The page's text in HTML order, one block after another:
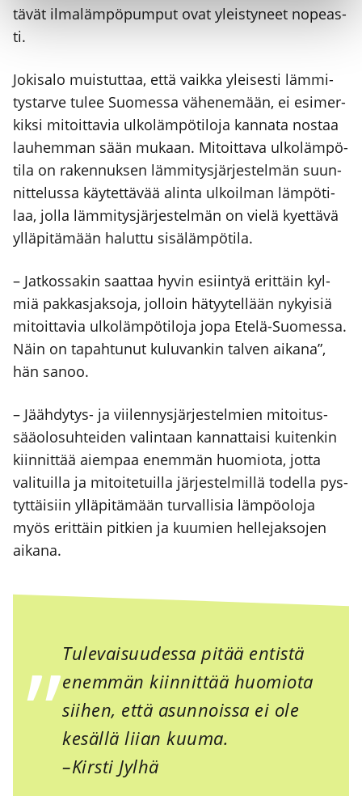
tä­vät ilma­läm­pö­pum­put ovat yleis­ty­neet nopeas­
ti.
Joki­sa­lo muis­tut­taa, että vaik­ka ylei­ses­ti läm­mi­
tys­tar­ve tulee Suo­mes­sa vähe­ne­mään, ei esi­mer­
kik­si mitoit­ta­via ulko­läm­pö­ti­lo­ja kan­na­ta nos­taa
lau­hem­man sään mukaan. Mitoit­ta­va ulko­läm­pö­
ti­la on raken­nuk­sen läm­mi­tys­jär­jes­tel­män suun­
nit­te­lus­sa käy­tet­tä­vää alin­ta ulkoil­man läm­pö­ti­
laa, jol­la läm­mi­tys­jär­jes­tel­män on vie­lä kyet­tä­vä
yllä­pi­tä­mään halut­tu sisä­läm­pö­ti­la.
– Jat­kos­sa­kin saat­taa hyvin esiin­tyä erit­täin kyl­
miä pak­kas­jak­so­ja, jol­loin hätyy­tel­lään nykyi­siä
mitoit­ta­via ulko­läm­pö­ti­lo­ja jopa Ete­lä-Suo­mes­sa.
Näin on tapah­tu­nut kulu­van­kin tal­ven aika­na”,
hän sanoo.
– Jääh­dy­tys- ja vii­len­nys­jär­jes­tel­mien mitoi­tus­
sää­olo­suh­tei­den valin­taan kan­nat­tai­si kui­ten­kin
kiin­nit­tää aiem­paa enem­män huo­mio­ta, jot­ta
vali­tuil­la ja mitoi­te­tuil­la jär­jes­tel­mil­lä todel­la pys­
tyt­täi­siin yllä­pi­tä­mään tur­val­li­sia läm­pö­olo­ja
myös erit­täin pit­kien ja kuu­mien hel­le­jak­so­jen
aika­na.
Tule­vai­suu­des­sa pitää entis­tä
enem­män kiin­nit­tää huo­mio­ta
sii­hen, että asun­nois­sa ei ole
kesäl­lä lii­an kuu­ma.
–Kirs­ti Jyl­hä